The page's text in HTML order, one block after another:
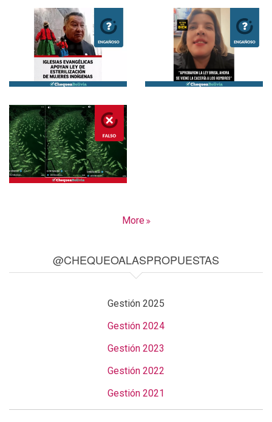
More
@CHEQUEOALASPROPUESTAS
Gestión 2025
Gestión 2024
Gestión 2023
Gestión 2022
Gestión 2021